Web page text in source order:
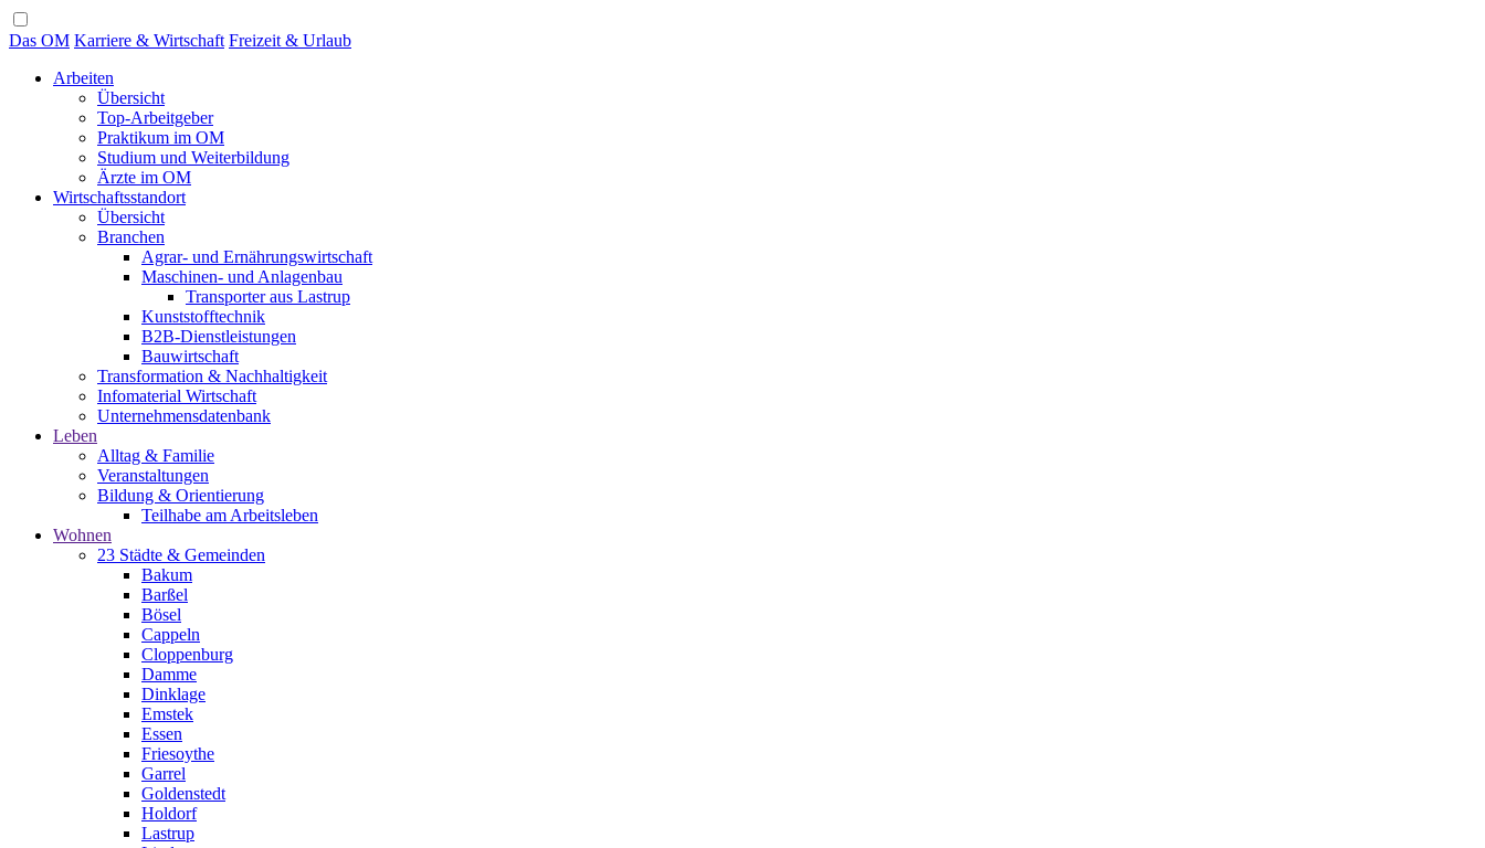
Das OM Karriere & Wirtschaft Freizeit & Urlaub
Arbeiten
Übersicht
Top-Arbeitgeber
Praktikum im OM
Studium und Weiterbildung
Ärzte im OM
Wirtschaftsstandort
Übersicht
Branchen
Agrar- und Ernährungswirtschaft
Maschinen- und Anlagenbau
Transporter aus Lastrup
Kunststofftechnik
B2B-Dienstleistungen
Bauwirtschaft
Transformation & Nachhaltigkeit
Infomaterial Wirtschaft
Unternehmensdatenbank
Leben
Alltag & Familie
Veranstaltungen
Bildung & Orientierung
Teilhabe am Arbeitsleben
Wohnen
23 Städte & Gemeinden
Bakum
Barßel
Bösel
Cappeln
Cloppenburg
Damme
Dinklage
Emstek
Essen
Friesoythe
Garrel
Goldenstedt
Holdorf
Lastrup